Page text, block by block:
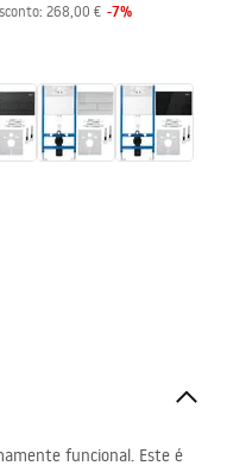
268,00 € -7%
funcional. Este é